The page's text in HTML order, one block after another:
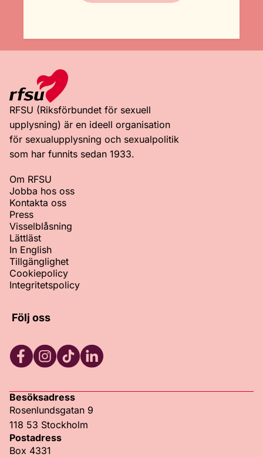
RFSU (Riksförbundet för sexuell
upplysning) är en ideell organisation
för sexualupplysning och sexualpolitik
som har funnits sedan 1933.
Om RFSU
Jobba hos oss
Kontakta oss
Press
Visselblåsning
Lättläst
In English
Tillgänglighet
Cookiepolicy
Integritetspolicy
Följ oss
Besöksadress
Rosenlundsgatan 9
118 53 Stockholm
Postadress
Box 4331